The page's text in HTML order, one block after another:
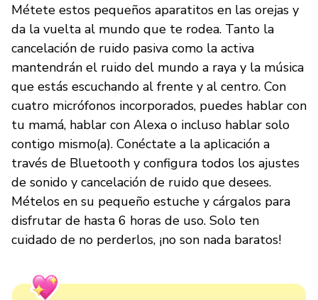
Métete estos pequeños aparatitos en las orejas y
da la vuelta al mundo que te rodea. Tanto la
cancelación de ruido pasiva como la activa
mantendrán el ruido del mundo a raya y la música
que estás escuchando al frente y al centro. Con
cuatro micrófonos incorporados, puedes hablar con
tu mamá, hablar con Alexa o incluso hablar solo
contigo mismo(a). Conéctate a la aplicación a
través de Bluetooth y configura todos los ajustes
de sonido y cancelación de ruido que desees.
Mételos en su pequeño estuche y cárgalos para
disfrutar de hasta 6 horas de uso. Solo ten
cuidado de no perderlos, ¡no son nada baratos!